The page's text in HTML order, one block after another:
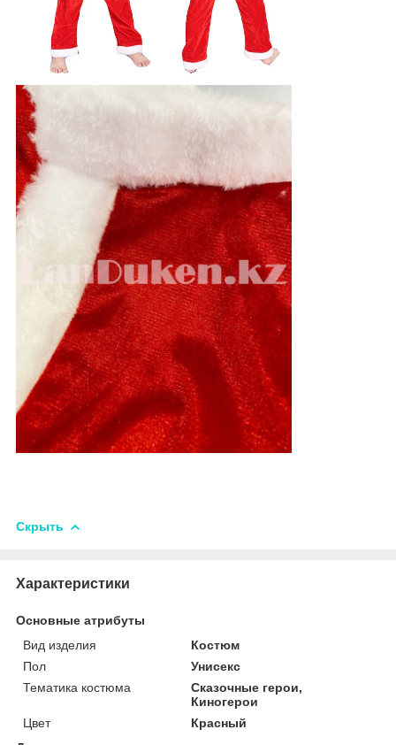
Скрыть
Характеристики
Основные атрибуты
Вид изделия
Костюм
Пол
Унисекс
Тематика костюма
Сказочные герои,
Киногерои
Цвет
Красный